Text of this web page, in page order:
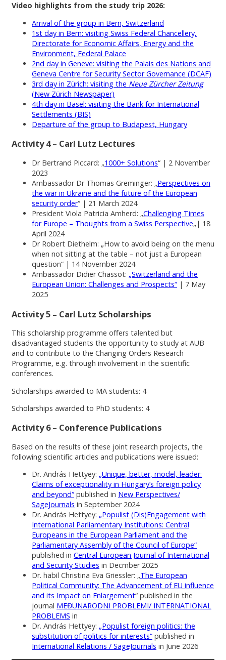
Video highlights from the study trip 2026:
Arrival of the group in Bern, Switzerland
1st day in Bern: visiting Swiss Federal Chancellery,
Directorate for Economic Affairs, Energy and the
Environment, Federal Palace
2nd day in Geneve: visiting the Palais des Nations and
Geneva Centre for Security Sector Governance (DCAF)
3rd day in Zürich: visiting the Neue Zürcher Zeitung
(New Zürich Newspaper)
4th day in Basel: visiting the Bank for International
Settlements (BIS)
Departure of the group to Budapest, Hungary
Activity 4 – Carl Lutz Lectures
Dr Bertrand Piccard: „1000+ Solutions“ | 2 November
2023
Ambassador Dr Thomas Greminger: „Perspectives on
the war in Ukraine and the future of the European
security order“ | 21 March 2024
President Viola Patricia Amherd: „Challenging Times
for Europe – Thoughts from a Swiss Perspective„| 18
April 2024
Dr Robert Diethelm: „How to avoid being on the menu
when not sitting at the table – not just a European
question“ | 14 November 2024
Ambassador Didier Chassot: „Switzerland and the
European Union: Challenges and Prospects“ | 7 May
2025
Activity 5 – Carl Lutz Scholarships
This scholarship programme offers talented but
disadvantaged students the opportunity to study at AUB
and to contribute to the Changing Orders Research
Programme, e.g. through involvement in the scientific
conferences.
Scholarships awarded to MA students: 4
Scholarships awarded to PhD students: 4
Activity 6 – Conference Publications
Based on the results of these joint research projects, the
following scientific articles and publications were issued:
Dr. András Hettyey: „Unique, better, model, leader:
Claims of exceptionality in Hungary’s foreign policy
and beyond“ published in New Perspectives/
SageJournals in September 2024
Dr. András Hettyey: „Populist (Dis)Engagement with
International Parliamentary Institutions: Central
Europeans in the European Parliament and the
Parliamentary Assembly of the Council of Europe“
published in Central European Journal of International
and Security Studies in Decmber 2025
Dr. habil Christina Eva Griessler: „The European
Political Community: The Advancement of EU influence
and its Impact on Enlargement“ published in the
journal MEĐUNARODNI PROBLEMI/ INTERNATIONAL
PROBLEMS in
Dr. András Hettyey: „Populist foreign politics: the
substitution of politics for interests“ published in
International Relations / SageJournals in June 2026